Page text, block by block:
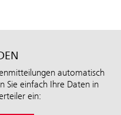
automatisch
Sie einfach Ihre Daten in
ein: